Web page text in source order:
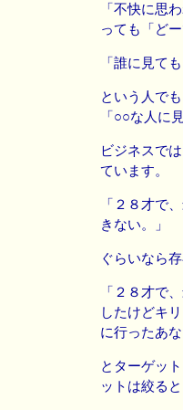
「不快に思
っても「ど
「誰に見て
という人で
「○○な人に
ビジネスで
ています。
「２８才で
きない。」
ぐらいなら
「２８才で
したけどキ
に行ったあな
とターゲッ
ットは絞る